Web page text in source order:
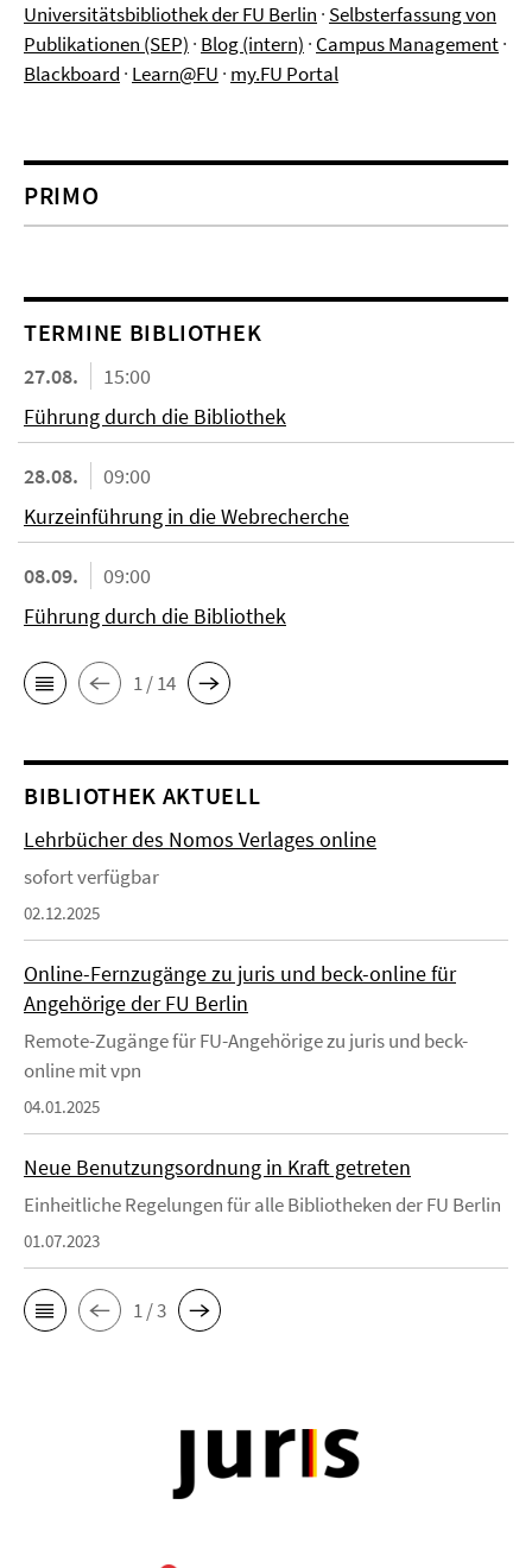
Universitätsbibliothek der FU Berlin · Selbsterfassung von
Publikationen (SEP) · Blog (intern) · Campus Management·
Blackboard · Learn@FU · my.FU Portal
PRIMO
TERMINE BIBLIOTHEK
27.08.
15:00
Führung durch die Bibliothek
28.08.
09:00
Kurzeinführung in die Webrecherche
08.09.
09:00
Führung durch die Bibliothek
1 / 14
BIBLIOTHEK AKTUELL
Lehrbücher des Nomos Verlages online
sofort verfügbar
02.12.2025
Online-Fernzugänge zu juris und beck-online für
Angehörige der FU Berlin
Remote-Zugänge für FU-Angehörige zu juris und beck-
online mit vpn
04.01.2025
Neue Benutzungsordnung in Kraft getreten
Einheitliche Regelungen für alle Bibliotheken der FU Berlin
01.07.2023
1 / 3